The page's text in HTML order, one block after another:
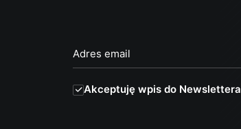
Akceptuję wpis do Newslettera